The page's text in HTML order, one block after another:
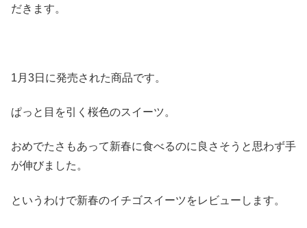
だきます。
1月3日に発売された商品です。
ぱっと目を引く桜色のスイーツ。
おめでたさもあって新春に食べるのに良さそうと思わず手
が伸びました。
というわけで新春のイチゴスイーツをレビューします。